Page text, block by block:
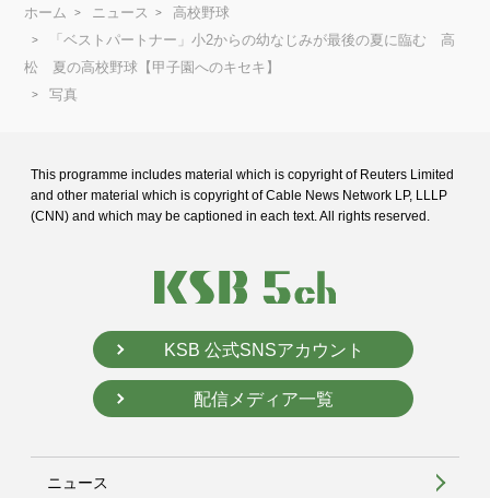
ホーム ニュース
高校野球
「ベストパートナー」小2からの幼なじみが最後の夏に臨む 高
松 夏の高校野球【甲子園へのキセキ】
写真
This programme includes material which is copyright of Reuters Limited
and other material which is copyright of Cable News Network LP, LLLP
(CNN) and which may be captioned in each text. All rights reserved.
KSB 公式SNSアカウント
配信メディア一覧
ニュース